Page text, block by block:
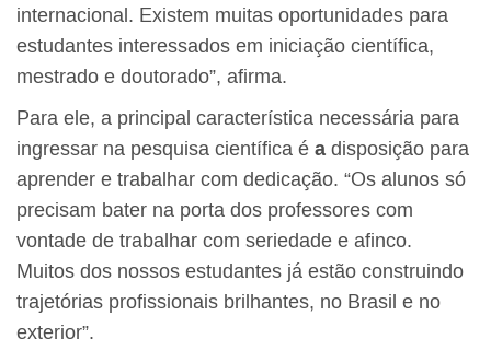
internacional. Existem muitas oportunidades para
estudantes interessados em iniciação científica,
mestrado e doutorado”, afirma.
Para ele, a principal característica necessária para
ingressar na pesquisa científica é a disposição para
aprender e trabalhar com dedicação. “Os alunos só
precisam bater na porta dos professores com
vontade de trabalhar com seriedade e afinco.
Muitos dos nossos estudantes já estão construindo
trajetórias profissionais brilhantes, no Brasil e no
exterior”.